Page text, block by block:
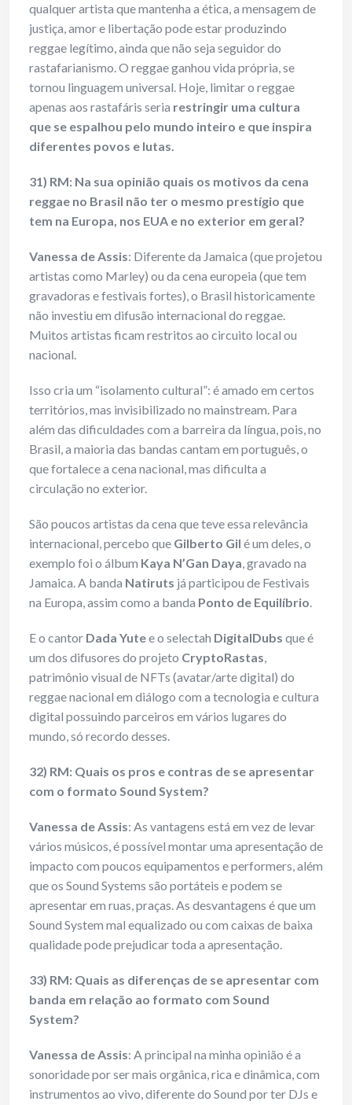
qualquer artista que mantenha a ética, a mensagem de
justiça, amor e libertação pode estar produzindo
reggae legítimo, ainda que não seja seguidor do
rastafarianismo. O reggae ganhou vida própria, se
tornou linguagem universal. Hoje, limitar o reggae
apenas aos rastafáris seria restringir uma cultura
que se espalhou pelo mundo inteiro e que inspira
diferentes povos e lutas.
31) RM: Na sua opinião quais os motivos da cena
reggae no Brasil não ter o mesmo prestígio que
tem na Europa, nos EUA e no exterior em geral?
Vanessa de Assis: Diferente da Jamaica (que projetou
artistas como Marley) ou da cena europeia (que tem
gravadoras e festivais fortes), o Brasil historicamente
não investiu em difusão internacional do reggae.
Muitos artistas ficam restritos ao circuito local ou
nacional.
Isso cria um “isolamento cultural”: é amado em certos
territórios, mas invisibilizado no mainstream. Para
além das dificuldades com a barreira da língua, pois, no
Brasil, a maioria das bandas cantam em português, o
que fortalece a cena nacional, mas dificulta a
circulação no exterior.
São poucos artistas da cena que teve essa relevância
internacional, percebo que Gilberto Gil é um deles, o
exemplo foi o álbum Kaya N’Gan Daya, gravado na
Jamaica. A banda Natiruts já participou de Festivais
na Europa, assim como a banda Ponto de Equilíbrio.
E o cantor Dada Yutee o selectah DigitalDubs que é
um dos difusores do projeto CryptoRastas,
patrimônio visual de NFTs (avatar/arte digital) do
reggae nacional em diálogo com a tecnologia e cultura
digital possuindo parceiros em vários lugares do
mundo, só recordo desses.
32) RM: Quais os pros e contras de se apresentar
com o formato Sound System?
Vanessa de Assis: As vantagens está em vez de levar
vários músicos, é possível montar uma apresentação de
impacto com poucos equipamentos e performers, além
que os Sound Systems são portáteis e podem se
apresentar em ruas, praças. As desvantagens é que um
Sound System mal equalizado ou com caixas de baixa
qualidade pode prejudicar toda a apresentação.
33) RM: Quais as diferenças de se apresentar com
banda em relação ao formato com Sound
System?
Vanessa de Assis: A principal na minha opinião é a
sonoridade por ser mais orgânica, rica e dinâmica, com
instrumentos ao vivo, diferente do Sound por ter DJs e